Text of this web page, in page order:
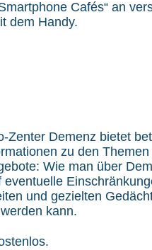
Cafés“ an
dem Handy.
Zenter Demenz bietet
zu den
Wie man über
und gezielten
kann.